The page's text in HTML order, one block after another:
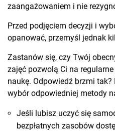
zaangażowaniem i nie
Przed podjęciem decyzji i
opanować, przemyśl jednak
Zastanów się, czy Twój
zajęć pozwolą Ci na
naukę. Odpowiedź brzmi
wybór odpowiedniej metody
Jeśli lubisz uczyć się
bezpłatnych zasobów